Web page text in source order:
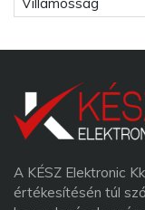
A KÉSZ Elektronic
értékesítésén túl